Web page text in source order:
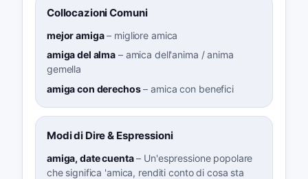
Collocazioni Comuni
mejor amiga– migliore amica
amiga del alma – amica dell'anima / anima
gemella
amiga con derechos–amica con benefici
Modi di Dire & Espressioni
amiga, date cuenta– Un'espressione popolare
che significa 'amica, renditi conto di cosa sta